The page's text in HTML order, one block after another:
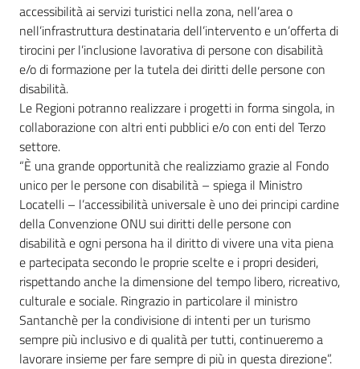
accessibilità ai servizi turistici nella zona, nell’area o
nell’infrastruttura destinataria dell’intervento e un’offerta di
tirocini per l’inclusione lavorativa di persone con disabilità
e/o di formazione per la tutela dei diritti delle persone con
disabilità.
Le Regioni potranno realizzare i progetti in forma singola, in
collaborazione con altri enti pubblici e/o con enti del Terzo
settore.
“È una grande opportunità che realizziamo grazie al Fondo
unico per le persone con disabilità – spiega il Ministro
Locatelli – l’accessibilità universale è uno dei principi cardine
della Convenzione ONU sui diritti delle persone con
disabilità e ogni persona ha il diritto di vivere una vita piena
e partecipata secondo le proprie scelte e i propri desideri,
rispettando anche la dimensione del tempo libero, ricreativo,
culturale e sociale. Ringrazio in particolare il ministro
Santanchè per la condivisione di intenti per un turismo
sempre più inclusivo e di qualità per tutti, continueremo a
lavorare insieme per fare sempre di più in questa direzione”.